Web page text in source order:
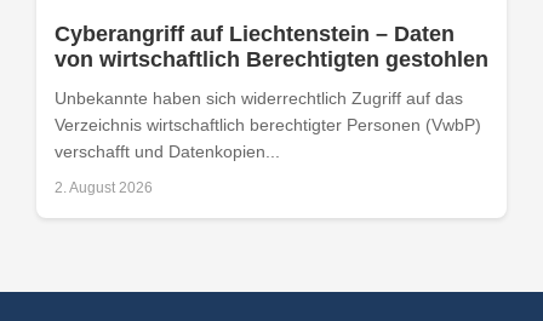
Cyberangriff auf Liechtenstein – Daten
von wirtschaftlich Berechtigten gestohlen
Unbekannte haben sich widerrechtlich Zugriff auf das
Verzeichnis wirtschaftlich berechtigter Personen (VwbP)
verschafft und Datenkopien...
2. August 2026